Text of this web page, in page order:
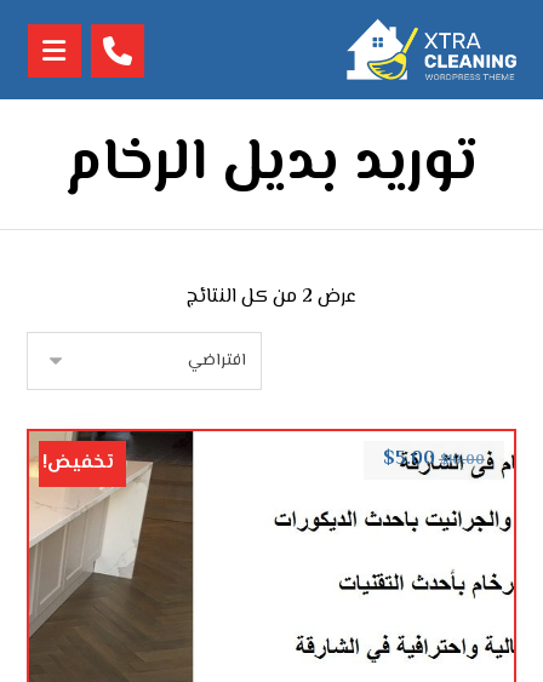
توريد بديل الرخام
عرض ⁦2⁩ من كل النتائج
$10.00
$5.00 تخفيض!